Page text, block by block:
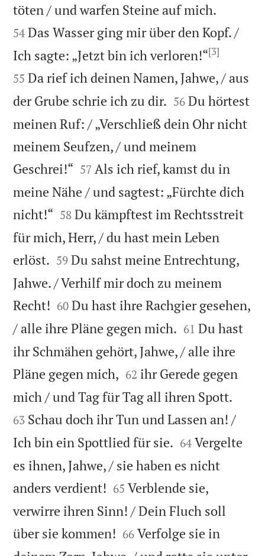
töten / und warfen Steine auf mich.
54 Das Wasser ging mir über den Kopf. /
Ich sagte: „Jetzt bin ich verloren!“[3]
55 Da rief ich deinen Namen, Jahwe, / aus
der Grube schrie ich zu dir. 

56 Du hörtest
meinen Ruf: / „Verschließ dein Ohr nicht
meinem Seufzen, / und meinem
Geschrei!“ 

57 Als ich rief, kamst du in
meine Nähe / und sagtest: „Fürchte dich
nicht!“ 

58 Du kämpftest im Rechtsstreit
für mich, Herr, / du hast mein Leben
erlöst. 

59 Du sahst meine Entrechtung,
Jahwe. / Verhilf mir doch zu meinem
Recht! 

60 Du hast ihre Rachgier gesehen,
/ alle ihre Pläne gegen mich. 

61 Du hast
ihr Schmähen gehört, Jahwe, / alle ihre
Pläne gegen mich, 

62 ihr Gerede gegen
mich / und Tag für Tag all ihren Spott.
63 Schau doch ihr Tun und Lassen an! /
Ich bin ein Spottlied für sie. 

64 Vergelte
es ihnen, Jahwe, / sie haben es nicht
anders verdient! 

65 Verblende sie,
verwirre ihren Sinn! / Dein Fluch soll
über sie kommen! 

66 Verfolge sie in